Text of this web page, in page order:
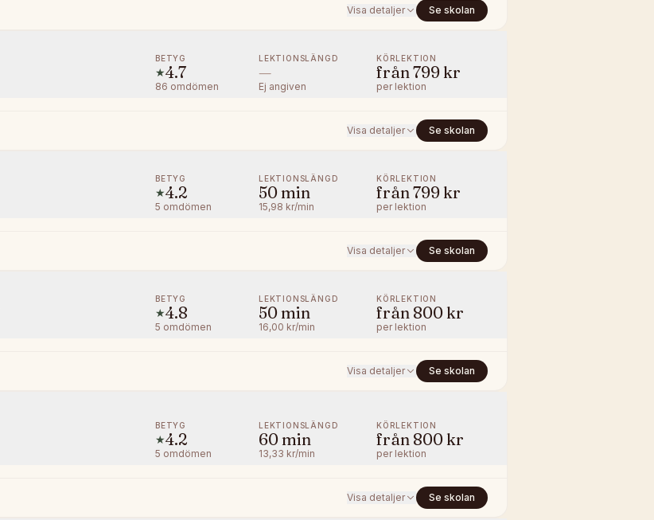
Visa detaljer Se skolan
BETYG
★4.7
86 omdömen
LEKTIONSLÄNGD
—
Ej angiven
KÖRLEKTION
från 799 kr
per lektion
Visa detaljer Se skolan
BETYG
★4.2
5 omdömen
LEKTIONSLÄNGD
50min
15,98 kr/min
KÖRLEKTION
från 799 kr
per lektion
Visa detaljer Se skolan
BETYG
★4.8
5 omdömen
LEKTIONSLÄNGD
50min
16,00 kr/min
KÖRLEKTION
från 800 kr
per lektion
Visa detaljer Se skolan
BETYG
★4.2
5 omdömen
LEKTIONSLÄNGD
60min
13,33 kr/min
KÖRLEKTION
från 800 kr
per lektion
Visa detaljer Se skolan